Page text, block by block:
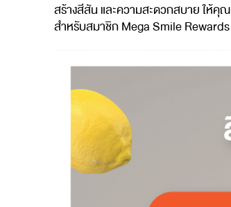
สร้างสีสัน และความสะดวกสบายให้คุ
สำหรับสมาชิกMega Smile Rewards